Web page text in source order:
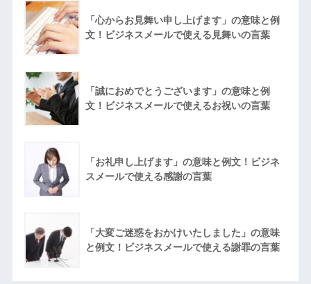
「心からお見舞い申し上げます」の意味と例
文！ビジネスメールで使える見舞いの言葉
「誠におめでとうございます」の意味と例
文！ビジネスメールで使えるお祝いの言葉
「お礼申し上げます」の意味と例文！ビジネ
スメールで使える感謝の言葉
「大変ご迷惑をおかけいたしました」の意味
と例文！ビジネスメールで使える謝罪の言葉